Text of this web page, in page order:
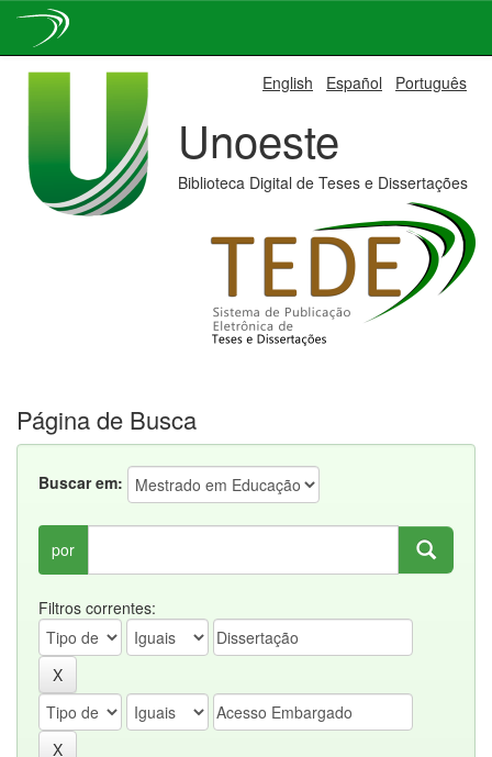
English Español Português
Unoeste
Biblioteca Digital de Teses e Dissertações
Página de Busca
Buscar em:
por
Filtros correntes: